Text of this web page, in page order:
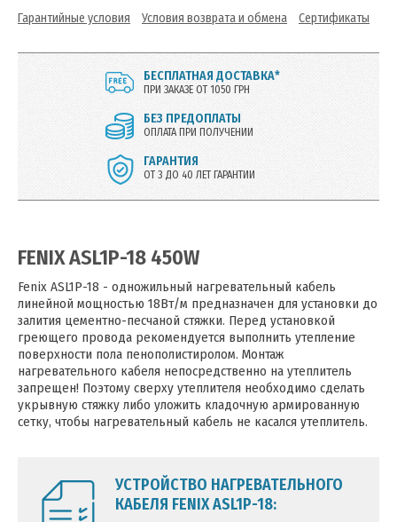
Гарантийные условия Условия возврата и обмена Сертификаты
БЕСПЛАТНАЯ ДОСТАВКА*
ПРИ ЗАКАЗЕ ОТ 1050 ГРН
БЕЗ ПРЕДОПЛАТЫ
ОПЛАТА ПРИ ПОЛУЧЕНИИ
ГАРАНТИЯ
ОТ 3 ДО 40 ЛЕТ ГАРАНТИИ
FENIX ASL1P-18 450W
Fenix ASL1P-18 - одножильный нагревательный кабель
линейной мощностью 18Вт/м предназначен для установки до
залития цементно-песчаной стяжки. Перед установкой
греющего провода рекомендуется выполнить утепление
поверхности пола пенополистиролом. Монтаж
нагревательного кабеля непосредственно на утеплитель
запрещен! Поэтому сверху утеплителя необходимо сделать
укрывную стяжку либо уложить кладочную армированную
сетку, чтобы нагревательный кабель не касался утеплитель.
УСТРОЙСТВО НАГРЕВАТЕЛЬНОГО
КАБЕЛЯ FENIX ASL1P-18: